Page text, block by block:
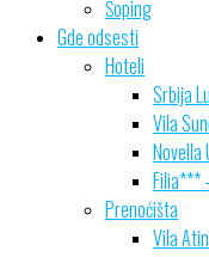
Šoping
Gde odsesti
Hoteli
Srbija
Vila
Novella
Filia***
Prenoćišta
Vila